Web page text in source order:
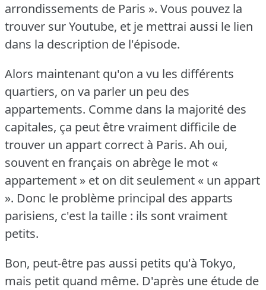
arrondissements de Paris ». Vous pouvez la
trouver sur Youtube, et je mettrai aussi le lien
dans la description de l'épisode.
Alors maintenant qu'on a vu les différents
quartiers, on va parler un peu des
appartements. Comme dans la majorité des
capitales, ça peut être vraiment difficile de
trouver un appart correct à Paris. Ah oui,
souvent en français on abrège le mot «
appartement » et on dit seulement « un appart
». Donc le problème principal des apparts
parisiens, c'est la taille : ils sont vraiment
petits.
Bon, peut-être pas aussi petits qu'à Tokyo,
mais petit quand même. D'après une étude de